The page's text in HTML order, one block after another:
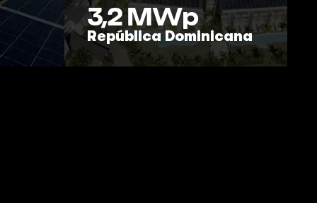
3,2MWp
República Dominicana